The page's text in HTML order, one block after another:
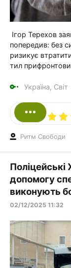
Ігор Терехов
попередив: без
ризикує
тил
Україна, Світ
Ритм Свободи
допомогу
виконують
02/12/2025 11:32